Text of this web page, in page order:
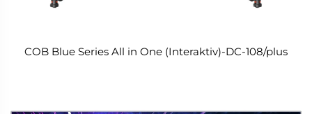
COB Blue Series All in One (Interaktiv)-DC-108/plus